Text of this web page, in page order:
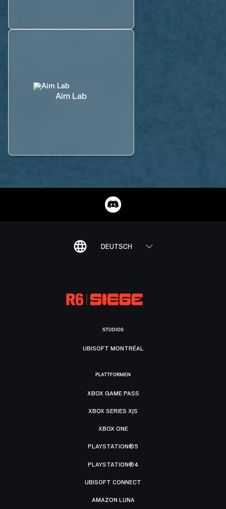
Aim Lab
DEUTSCH
STUDIOS
UBISOFT MONTRÉAL
PLATTFORMEN
XBOX GAME PASS
XBOX SERIES X|S
XBOX ONE
PLAYSTATION®5
PLAYSTATION®4
UBISOFT CONNECT
AMAZON LUNA